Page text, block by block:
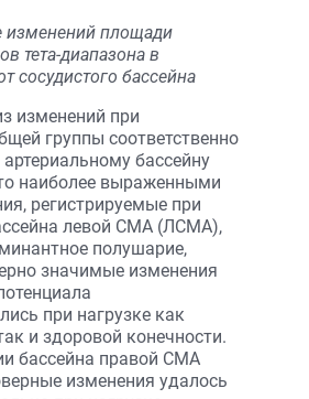
изменений площади
тета-диапазона в
сосудистого бассейна
изменений при
группы соответственно
бассейну
наиболее выраженными
регистрируемые при
левой СМА (ЛСМА),
полушарие,
значимые изменения
при нагрузке как
и здоровой конечности.
бассейна правой СМА
изменения удалось